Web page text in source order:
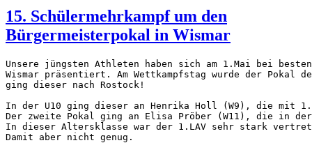
15. Schülermehrkampf um den
Bürgermeisterpokal in Wismar
Unsere jüngsten Athleten haben sich am 1.Mai bei
Wismar präsentiert. Am Wettkampfstag wurde der Pokal
ging dieser nach Rostock!
In der U10 ging dieser an Henrika Holl (W9), die mit
Der zweite Pokal ging an Elisa Pröber (W11), die in
In dieser Altersklasse war der 1.LAV sehr stark
Damit aber nicht genug.